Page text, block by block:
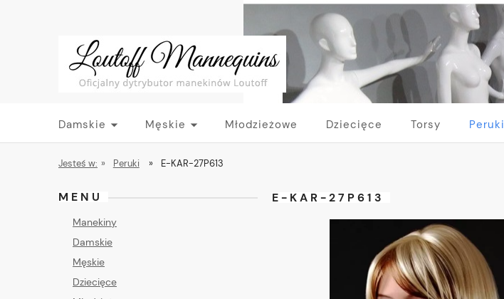
Damskie Męskie Młodzieżowe Dziecięce Torsy Peruki
Jesteś w: » Peruki » E-KAR-27P613
MENU
Manekiny
Damskie
Męskie
Dziecięce
E-KAR-27P613